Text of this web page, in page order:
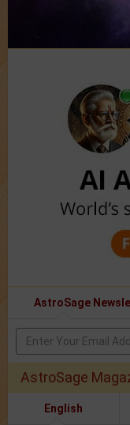
AstroSage
AstroSage
English